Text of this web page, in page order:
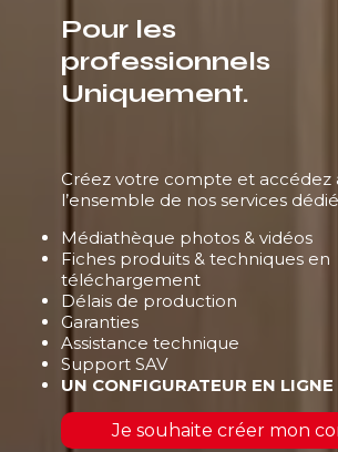
Pour les
professionnels
Uniquement.
Créez votre compte et accédez
l’ensemble de nos services
Médiathèque photos & vidéos
Fiches produits & techniques en
téléchargement
Délais de production
Garanties
Assistance technique
Support SAV
UN CONFIGURATEUR EN LIGNE
Je souhaite créer mon